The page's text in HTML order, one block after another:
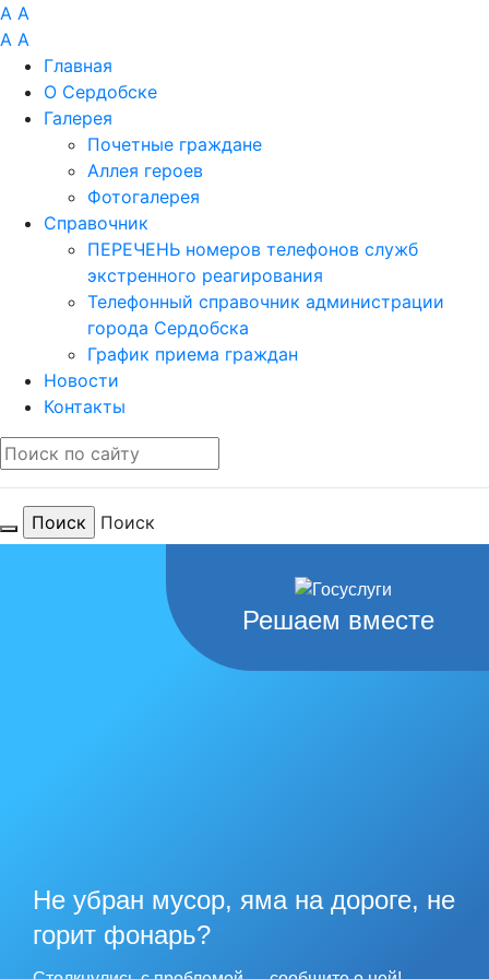
A A
A A
Главная
О Сердобске
Галерея
Почетные граждане
Аллея героев
Фотогалерея
Справочник
ПЕРЕЧЕНЬ номеров телефонов служб
экстренного реагирования
Телефонный справочник администрации
города Сердобска
График приема граждан
Новости
Контакты
Поиск
Решаем вместе
Не убран мусор, яма на дороге, не
горит фонарь?
Для тебя
рекорды